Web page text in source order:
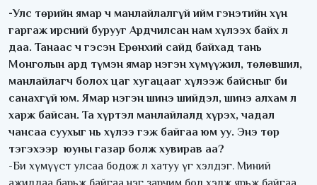
-Улс төрийн ямар ч манлайлалгүй ийм гэнэтийн хүн
гаргаж ирсний бурууг Ардчилсан нам хүлээх байх л
даа. Танаас ч гэсэн Ерөнхий сайд байхад тань
Монголын ард түмэн ямар нэгэн хүмүүжил, төлөвшил,
манлайлагч болох цаг хугацааг хүлээж байсныг би
санахгүй юм. Ямар нэгэн шинэ шийдэл, шинэ алхам л
харж байсан. Та хүртэл манлайлалд хүрэх, чадал
чансаа суухыг нь хүлээ гэж байгаа юм уу. Энэ төр
тэгэхээр юуны газар болж хувирав аа?
-Би хүмүүст улсаа бодож л хатуу үг хэлдэг. Миний